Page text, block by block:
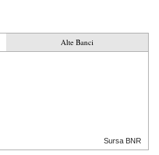
Alte Banci
Sursa BNR